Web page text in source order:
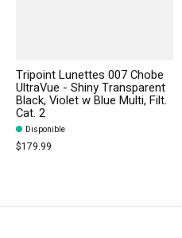
Tripoint Lunettes 007 Chobe
UltraVue - Shiny Transparent
Black, Violet w Blue Multi, Filt.
Cat. 2
Disponible
$179.99